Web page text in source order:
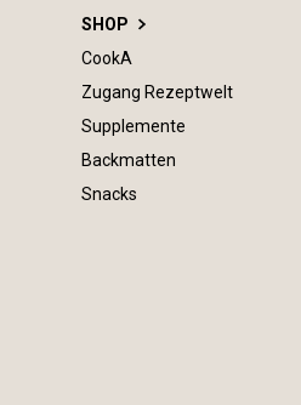
SHOP
CookA
Zugang Rezeptwelt
Supplemente
Backmatten
Snacks